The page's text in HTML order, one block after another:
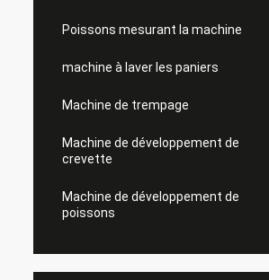
Poissons mesurant la machine
machine à laver les paniers
Machine de trempage
Machine de développement de
crevette
Machine de développement de
poissons